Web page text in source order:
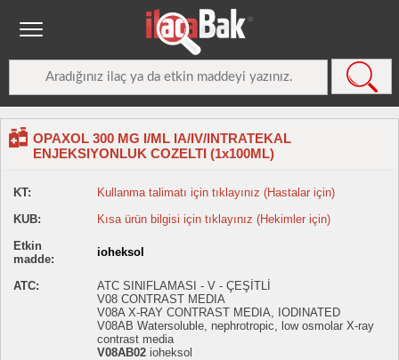
OPAXOL 300 MG I/ML IA/IV/INTRATEKAL
ENJEKSIYONLUK COZELTI (1x100ML)
KT:
Kullanma talimatı için tıklayınız (Hastalar için)
KUB:
Kısa ürün bilgisi için tıklayınız (Hekimler için)
Etkin
madde:
ioheksol
ATC:
ATC SINIFLAMASI - V - ÇEŞİTLİ
V08 CONTRAST MEDIA
V08A X-RAY CONTRAST MEDIA, IODINATED
V08AB Watersoluble, nephrotropic, low osmolar X-ray
contrast media
V08AB02 ioheksol